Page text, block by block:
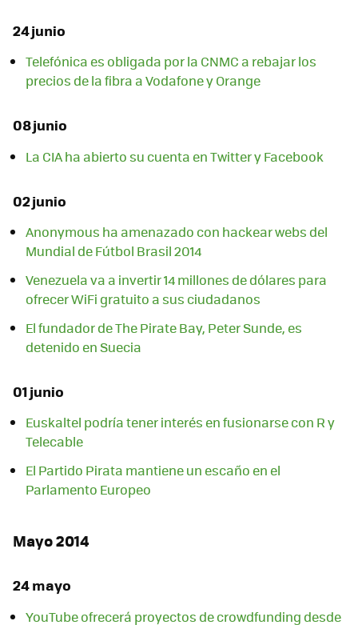
24 junio
Telefónica es obligada por la CNMC a rebajar los
precios de la fibra a Vodafone y Orange
08 junio
La CIA ha abierto su cuenta en Twitter y Facebook
02 junio
Anonymous ha amenazado con hackear webs del
Mundial de Fútbol Brasil 2014
Venezuela va a invertir 14 millones de dólares para
ofrecer WiFi gratuito a sus ciudadanos
El fundador de The Pirate Bay, Peter Sunde, es
detenido en Suecia
01 junio
Euskaltel podría tener interés en fusionarse con R y
Telecable
El Partido Pirata mantiene un escaño en el
Parlamento Europeo
Mayo 2014
24 mayo
YouTube ofrecerá proyectos de crowdfunding desde